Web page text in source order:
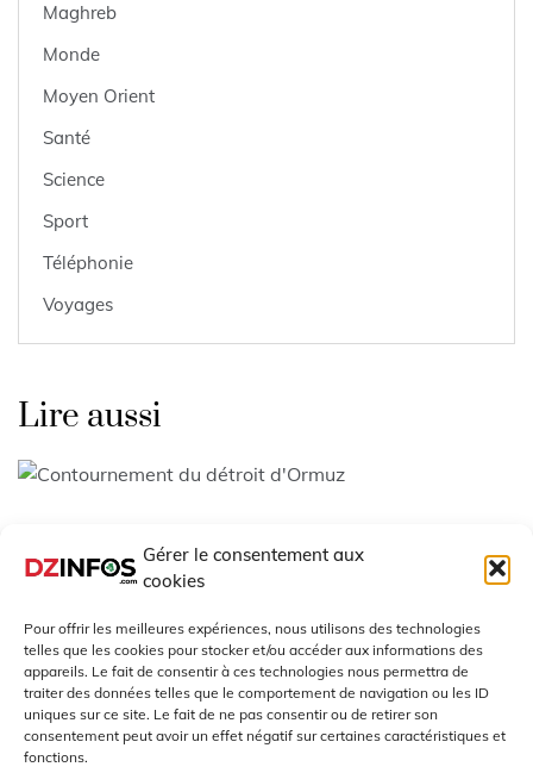
Gérer le consentement aux
cookies
Pour offrir les meilleures expériences, nous utilisons des technologies
telles que les cookies pour stocker et/ou accéder aux informations des
appareils. Le fait de consentir à ces technologies nous permettra de
traiter des données telles que le comportement de navigation ou les ID
uniques sur ce site. Le fait de ne pas consentir ou de retirer son
consentement peut avoir un effet négatif sur certaines caractéristiques et
fonctions.
Maghreb
Monde
Moyen Orient
Santé
Science
Sport
Téléphonie
Voyages
Lire aussi
Ormuz : la fin du chantage
USA – Chine: La stratégie de